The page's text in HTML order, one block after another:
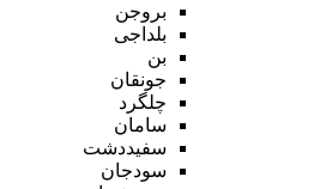
بروجن
بلداجی
بن
جونقان
چلگرد
سامان
سفیددشت
سودجان